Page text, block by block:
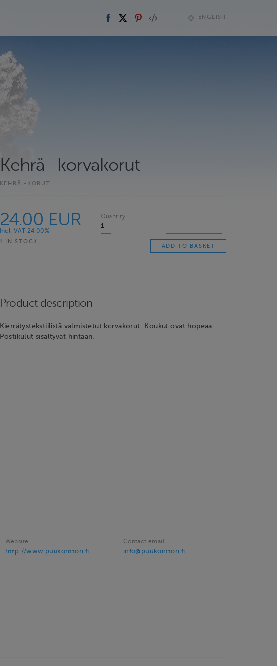
ENGLISH
Kehrä -korvakorut
KEHRÄ -KORUT
24.00 EUR
Incl. VAT 24.00%
1 IN STOCK
Quantity
Product description
Kierrätystekstiilistä valmistetut korvakorut. Koukut ovat hopeaa.
Postikulut sisältyvät hintaan.
Website
http://www.puukonttori.fi
Contact email
info@puukonttori.fi